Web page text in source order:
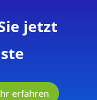
jetzt
erfahren